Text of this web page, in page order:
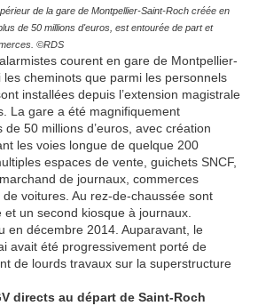
de la gare de Montpellier-Saint-Roch créée en
de 50 millions d'euros, est entourée de part et
©RDS
courent en gare de Montpellier-
cheminots que parmi les personnels
installées depuis l’extension magistrale
La gare a été magnifiquement
50 millions d’euros, avec création
les voies longue de quelque 200
espaces de vente, guichets SNCF,
de journaux, commerces
voitures. Au rez-de-chaussée sont
un second kiosque à journaux.
en décembre 2014. Auparavant, le
avait été progressivement porté de
de lourds travaux sur la superstructure
directs au départ de Saint-Roch